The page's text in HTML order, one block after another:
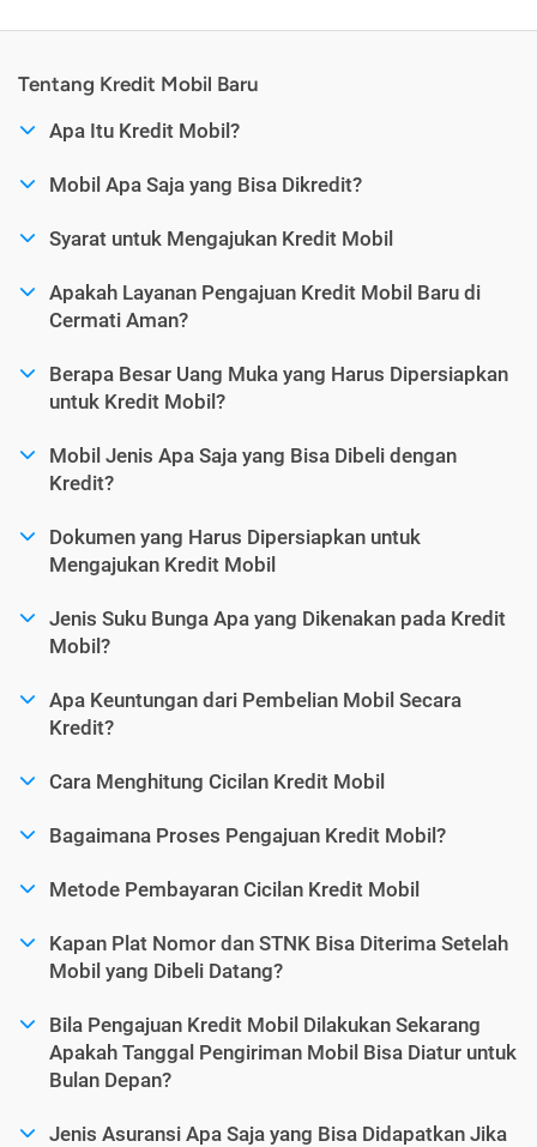
Tentang Kredit Mobil Baru
Apa Itu Kredit Mobil?
Mobil Apa Saja yang Bisa Dikredit?
Syarat untuk Mengajukan Kredit Mobil
Apakah Layanan Pengajuan Kredit Mobil Baru di
Cermati Aman?
Berapa Besar Uang Muka yang Harus Dipersiapkan
untuk Kredit Mobil?
Mobil Jenis Apa Saja yang Bisa Dibeli dengan
Kredit?
Dokumen yang Harus Dipersiapkan untuk
Mengajukan Kredit Mobil
Jenis Suku Bunga Apa yang Dikenakan pada Kredit
Mobil?
Apa Keuntungan dari Pembelian Mobil Secara
Kredit?
Cara Menghitung Cicilan Kredit Mobil
Bagaimana Proses Pengajuan Kredit Mobil?
Metode Pembayaran Cicilan Kredit Mobil
Kapan Plat Nomor dan STNK Bisa Diterima Setelah
Mobil yang Dibeli Datang?
Bila Pengajuan Kredit Mobil Dilakukan Sekarang
Apakah Tanggal Pengiriman Mobil Bisa Diatur untuk
Bulan Depan?
Jenis Asuransi Apa Saja yang Bisa Didapatkan Jika